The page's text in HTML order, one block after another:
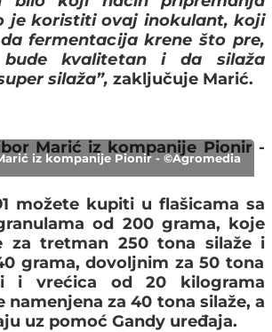
je koristiti ovaj inokulant, koji
fermentacija krene što pre,
kvalitetan i da silaža
silaža”, zaključuje Marić.
iz kompanije Pionir - ©Agromedia
možete kupiti u flašicama sa
od 200 grama, koje
za tretman 250 tona silaže i
grama, dovoljnim za 50 tona
i vrećica od 20 kilograma
namenjena za 40 tona silaže, a
uz pomoć Gandy uređaja.